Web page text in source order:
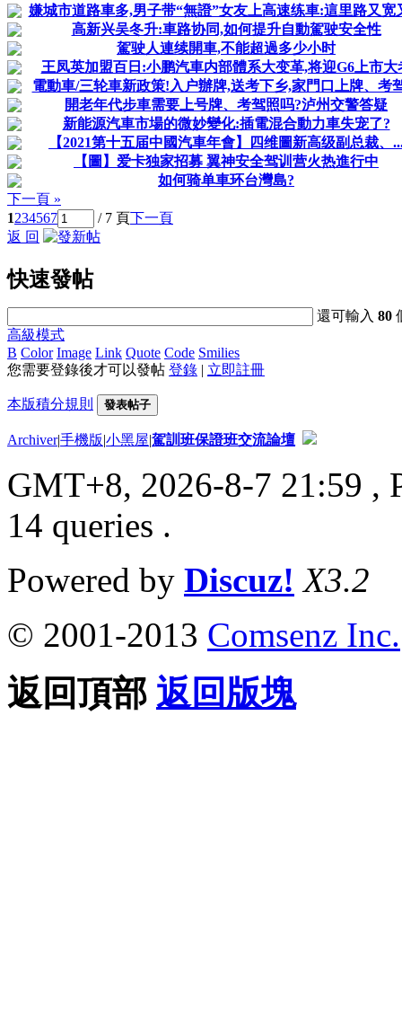
嫌城市道路車多,男子带“無證”女友上高速练車:這里路又宽
高新兴吴冬升:車路协同,如何提升自動駕驶安全性
駕驶人連续開車,不能超過多少小时
王凤英加盟百日:小鹏汽車内部體系大变革,将迎G6上市大
電動車/三轮車新政策!入户辦牌,送考下乡,家門口上牌、考
開老年代步車需要上号牌、考驾照吗?泸州交警答疑
新能源汽車市場的微妙變化:插電混合動力車失宠了?
【2021第十五届中國汽車年會】四维圖新高级副总裁、
【圖】爱卡独家招募 翼神安全驾训营火热進行中
如何骑单車环台灣島?
下一頁 »
1234567 / 7 頁下一頁
返 回
快速發帖
還可輸入80
高級模式
B Color Image Link Quote Code Smilies
您需要登錄後才可以發帖 登錄 | 立即註冊
本版積分規則 發表帖子
Archiver|手機版|小黑屋|駕訓班保證班交流論壇
GMT+8, 2026-8-7 21:59 ,
14 queries .
Powered by Discuz! X3.2
© 2001-2013 Comsenz Inc.
返回頂部 返回版塊